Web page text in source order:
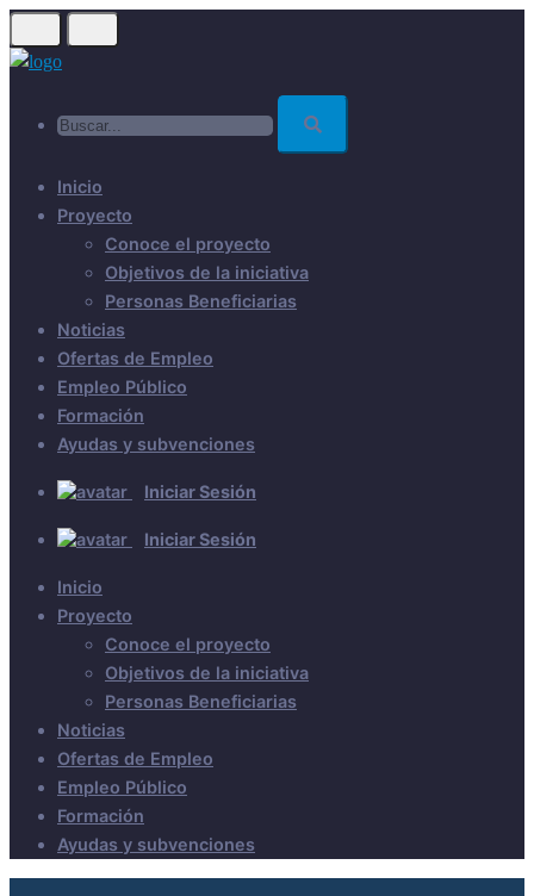
Skip
to
Inicio
Proyecto
Conoce el proyecto
Objetivos de la iniciativa
Personas Beneficiarias
Noticias
Ofertas de Empleo
Empleo Público
Formación
Ayudas y subvenciones
Iniciar Sesión
Iniciar Sesión
Inicio
Proyecto
Conoce el proyecto
Objetivos de la iniciativa
Personas Beneficiarias
Noticias
Ofertas de Empleo
Empleo Público
Formación
Ayudas y subvenciones